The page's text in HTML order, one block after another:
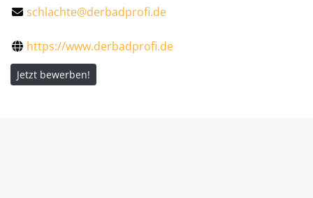
schlachte@derbadprofi.de
https://www.derbadprofi.de
Jetzt bewerben!